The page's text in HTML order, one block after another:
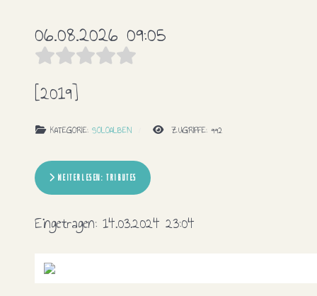
06.08.2026 09:05
[2019]
KATEGORIE: SOLOALBEN ZUGRIFFE: 992
WEITERLESEN: TRIBUTES
Eingetragen: 14.03.2024 23:04